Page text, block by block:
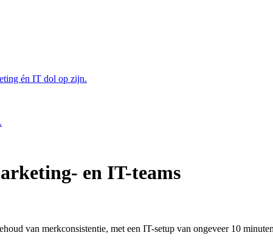
én IT dol op zijn.
en IT-teams
van merkconsistentie, met een IT-setup van ongeveer 10